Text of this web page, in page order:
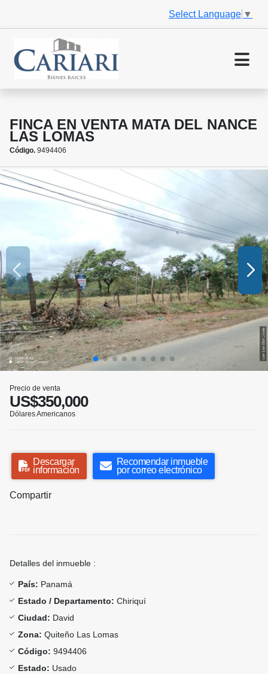
Select Language ▼
FINCA EN VENTA MATA DEL NANCE
LAS LOMAS
Código. 9494406
Precio de venta
US$350,000
Dólares Americanos
Descargar
información
Recomendar inmueble
por correo electrónico
Compartir
Detalles del inmueble :
País: Panamá
Estado / Departamento: Chiriquí
Ciudad: David
Zona: Quiteño Las Lomas
Código: 9494406
Estado: Usado